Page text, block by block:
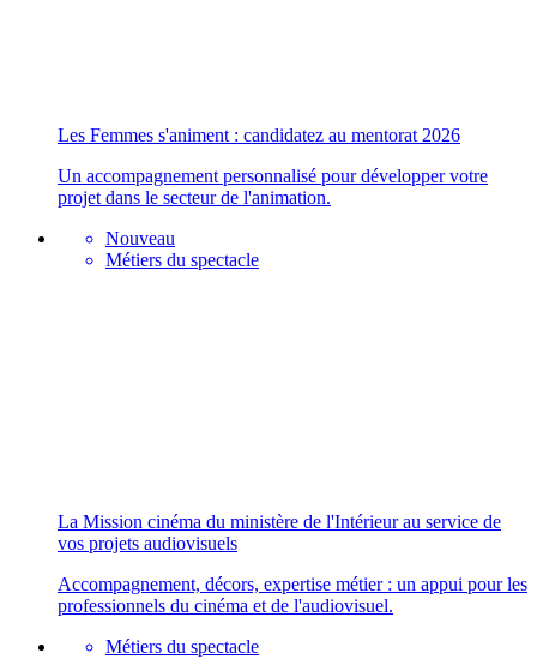
Les Femmes s'animent : candidatez au mentorat 2026
Un accompagnement personnalisé pour développer votre
projet dans le secteur de l'animation.
Nouveau
Métiers du spectacle
La Mission cinéma du ministère de l'Intérieur au service de
vos projets audiovisuels
Accompagnement, décors, expertise métier : un appui pour les
professionnels du cinéma et de l'audiovisuel.
Métiers du spectacle